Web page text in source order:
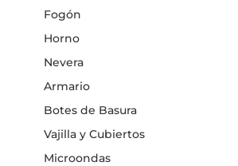
Fogón
Horno
Nevera
Armario
Botes de Basura
Vajilla y Cubiertos
Microondas